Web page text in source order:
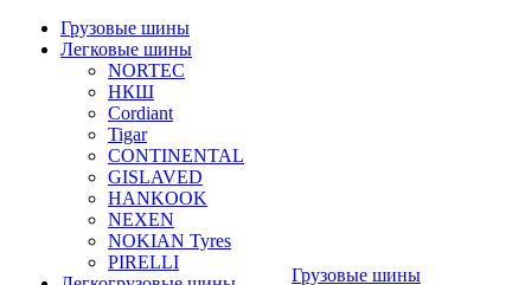
Грузовые шины
Легковые шины
NORTEС
НКШ
Cordiant
Tigar
CONTINENTAL
GISLAVED
HANKOOK
NEXEN
NOKIAN Tyres
PIRELLI
Грузовые шины